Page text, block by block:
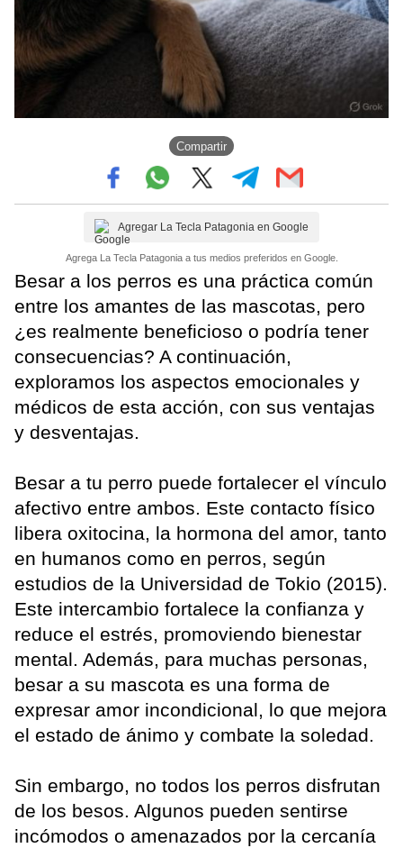
Compartir
Agregar La Tecla Patagonia en Google
Agrega La Tecla Patagonia a tus medios preferidos en Google.
Besar a los perros es una práctica común
entre los amantes de las mascotas, pero
¿es realmente beneficioso o podría tener
consecuencias? A continuación,
exploramos los aspectos emocionales y
médicos de esta acción, con sus ventajas
y desventajas.
Besar a tu perro puede fortalecer el vínculo
afectivo entre ambos. Este contacto físico
libera oxitocina, la hormona del amor, tanto
en humanos como en perros, según
estudios de la Universidad de Tokio (2015).
Este intercambio fortalece la confianza y
reduce el estrés, promoviendo bienestar
mental. Además, para muchas personas,
besar a su mascota es una forma de
expresar amor incondicional, lo que mejora
el estado de ánimo y combate la soledad.
Sin embargo, no todos los perros disfrutan
de los besos. Algunos pueden sentirse
incómodos o amenazados por la cercanía